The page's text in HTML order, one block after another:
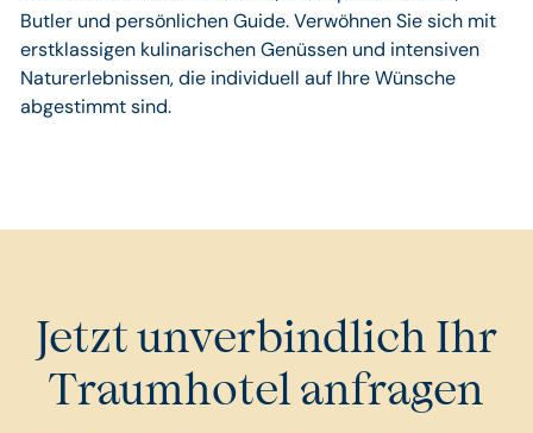
Butler und persönlichen Guide. Verwöhnen Sie sich mit
erstklassigen kulinarischen Genüssen und intensiven
Naturerlebnissen, die individuell auf Ihre Wünsche
abgestimmt sind.
Jetzt unverbindlich Ihr
Traumhotel anfragen